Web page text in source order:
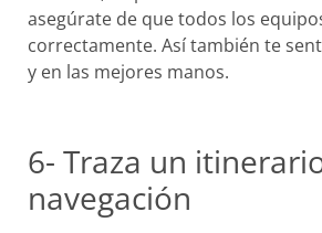
asegúrate de que todos los
correctamente. Así también te
y en las mejores manos.
6- Traza un
navegación